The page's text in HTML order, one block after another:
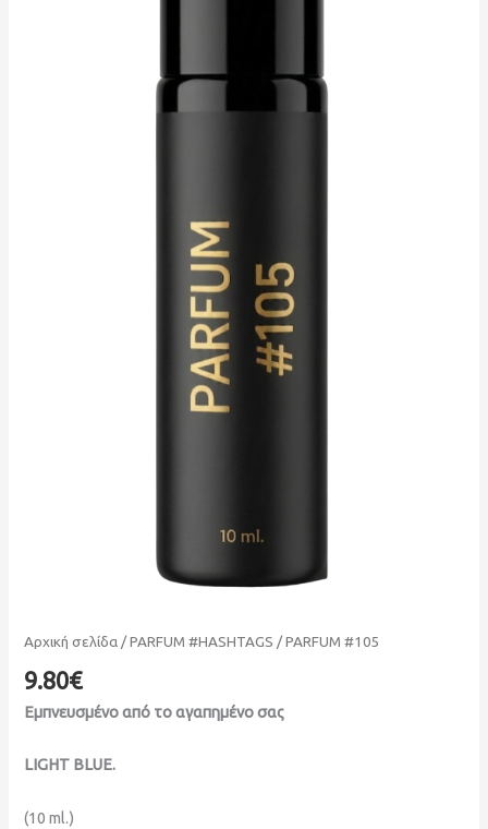
Αρχική σελίδα /PARFUM #HASHTAGS / PARFUM #105
9.80€
Εμπνευσμένο από το αγαπημένο σας
LIGHT BLUE.
(10 ml.)